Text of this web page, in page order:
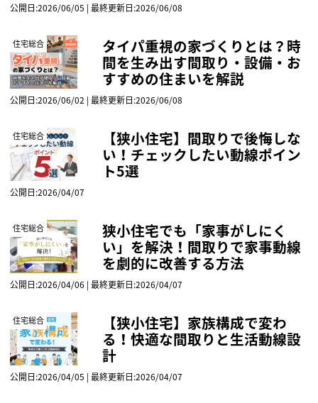
公開日:2026/06/05 | 最終更新日:2026/06/08
住宅総合 タイパ重視の家づくりとは？時
間を生み出す間取り・設備・お
すすめの住まいを解説
公開日:2026/06/02 | 最終更新日:2026/06/08
住宅総合 【狭小住宅】間取りで後悔しな
い！チェックしたい動線ポイン
ト5選
公開日:2026/04/07
住宅総合 狭小住宅でも「家事がしにく
い」を解決！間取りで家事動線
を劇的に改善する方法
公開日:2026/04/06 | 最終更新日:2026/04/07
住宅総合 【狭小住宅】家族構成で変わ
る！快適な間取りと生活動線設
計
公開日:2026/04/05 | 最終更新日:2026/04/07